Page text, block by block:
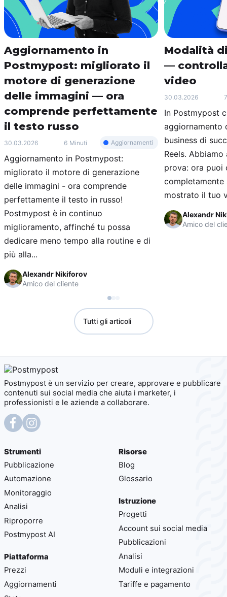
Aggiornamento in
Postmypost: migliorato il
motore di generazione
delle immagini — ora
comprende perfettamente
il testo russo
30.03.2026 6 Minuti Aggiornamenti
Aggiornamento in Postmypost:
migliorato il motore di generazione
delle immagini - ora comprende
perfettamente il testo in russo!
Postmypost è in continuo
miglioramento, affinché tu possa
dedicare meno tempo alla routine e di
più alla...
Alexandr Nikiforov
Amico del cliente
Modalità
—
video
30.03.2026
In Postmypost
aggiornamento
business di
Reels.
prova: ora puoi
completamente
mostrato il tuo
Alexandr
Amico del
Tutti gli articoli
Postmypost è un servizio per creare, approvare e pubblicare
contenuti sui social media che aiuta i marketer, i
professionisti e le aziende a collaborare.
Strumenti
Pubblicazione
Automazione
Monitoraggio
Analisi
Riproporre
Postmypost AI
Piattaforma
Prezzi
Aggiornamenti
Risorse
Blog
Glossario
Istruzione
Progetti
Account sui social media
Pubblicazioni
Analisi
Moduli e integrazioni
Tariffe e pagamento